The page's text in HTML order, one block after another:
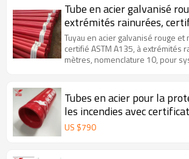
Tube en acier galvanisé
extrémités rainurées,
A135 A795
Tuyau en acier galvanisé rouge et
certifié ASTM A135, à extrémités
mètres, nomenclature 10, pour
Tubes en acier pour la
les incendies avec
US $790